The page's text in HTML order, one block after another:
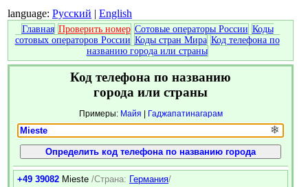
language: Русский | English
Главная Проверить номер Сотовые операторы России Коды
сотовых операторов России Коды стран Мира Код телефона по
названию города или страны
Код телефона по названию
города или страны
Примеры: Майя | Гаджапатинагарам
❄
+49 39082 Mieste /Страна: Германия/